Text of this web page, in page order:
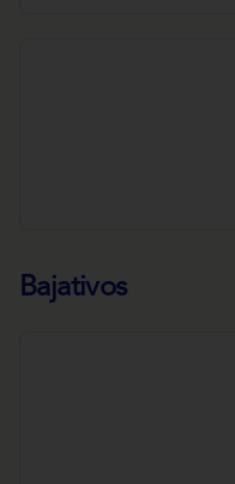
Bajativos